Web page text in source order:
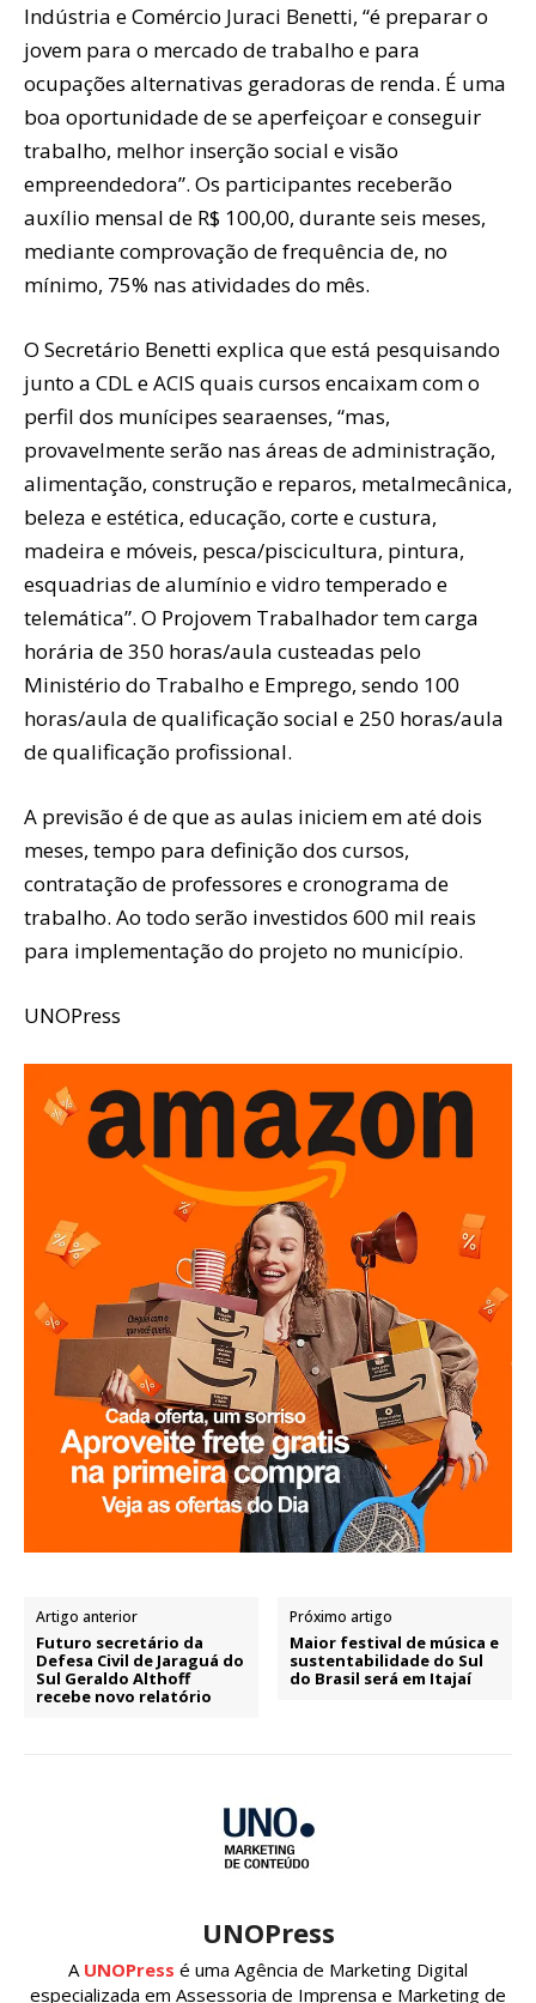
Indústria e Comércio Juraci Benetti, “é preparar o
jovem para o mercado de trabalho e para
ocupações alternativas geradoras de renda. É uma
boa oportunidade de se aperfeiçoar e conseguir
trabalho, melhor inserção social e visão
empreendedora”. Os participantes receberão
auxílio mensal de R$ 100,00, durante seis meses,
mediante comprovação de frequência de, no
mínimo, 75% nas atividades do mês.
O Secretário Benetti explica que está pesquisando
junto a CDL e ACIS quais cursos encaixam com o
perfil dos munícipes searaenses, “mas,
provavelmente serão nas áreas de administração,
alimentação, construção e reparos, metalmecânica,
beleza e estética, educação, corte e custura,
madeira e móveis, pesca/piscicultura, pintura,
esquadrias de alumínio e vidro temperado e
telemática”. O Projovem Trabalhador tem carga
horária de 350 horas/aula custeadas pelo
Ministério do Trabalho e Emprego, sendo 100
horas/aula de qualificação social e 250 horas/aula
de qualificação profissional.
A previsão é de que as aulas iniciem em até dois
meses, tempo para definição dos cursos,
contratação de professores e cronograma de
trabalho. Ao todo serão investidos 600 mil reais
para implementação do projeto no município.
UNOPress
Artigo anterior
Futuro secretário da
Defesa Civil de Jaraguá do
Sul Geraldo Althoff
recebe novo relatório
Próximo artigo
Maior festival de música e
sustentabilidade do Sul
do Brasil será em Itajaí
UNOPress
A UNOPress é uma Agência de Marketing Digital
especializada em Assessoria de Imprensa e Marketing de